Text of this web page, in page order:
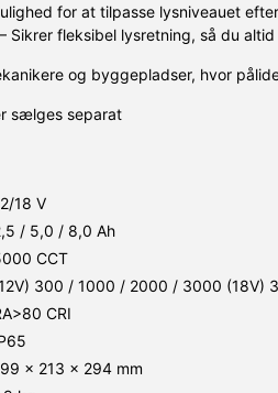
for at tilpasse lysniveauet
– Sikrer fleksibel lysretning, så du
og byggepladser, hvor
sælges separat
18 V
/ 5,0 / 8,0 Ah
CCT
300 / 1000 / 2000 / 3000
CRI
x 213 x 294 mm